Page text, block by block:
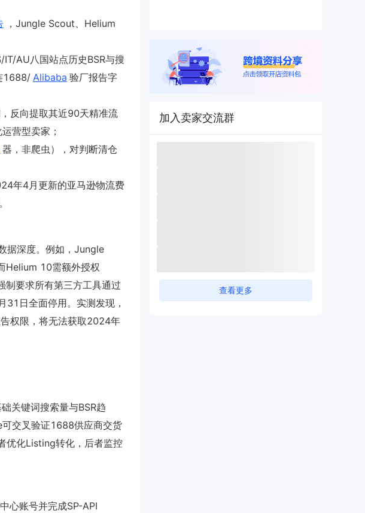
，Jungle Scout、Helium
AU八国站点历史BSR与搜
1688/ Alibaba 验厂报告字
反向提取其近90天精准流
营型卖家；
器，非爬虫），对判断清仓
年4月更新的亚马逊物流费
据深度。例如，Jungle
Helium 10需额外授权
要求所有第三方工具通过
日全面停用。实测发现，
权限，将无法获取2024年
关键词搜索量与BSR趋
交叉验证1688供应商交货
优化Listing转化，后者监控
心账号并完成SP-API
加入卖家交流群
查看更多